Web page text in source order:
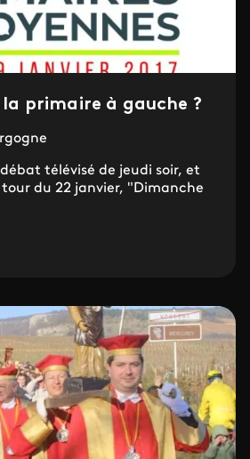
primaire à gauche ?
télévisé de jeudi soir, et
du 22 janvier, "Dimanche